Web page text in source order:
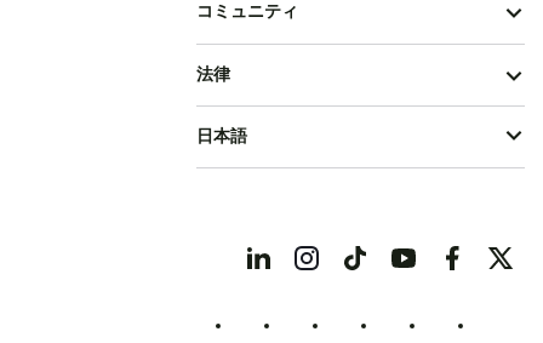
コミュニティ
法律
日本語